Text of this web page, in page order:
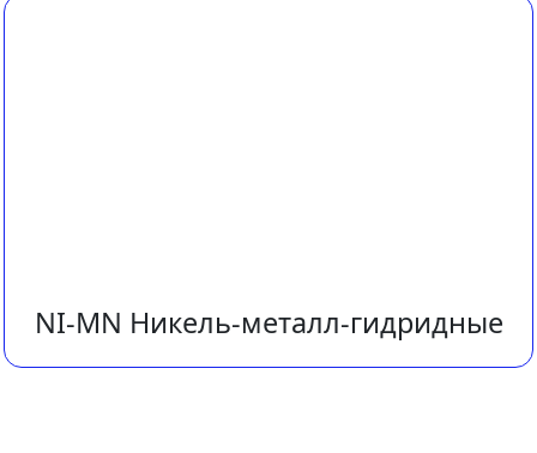
NI-MN Никель-металл-гидридные